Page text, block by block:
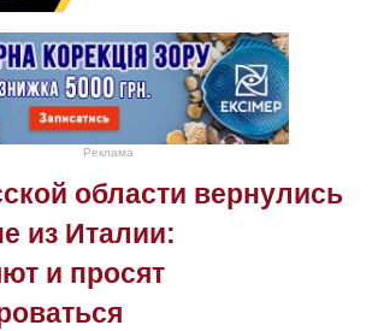
Реклама
области вернулись
из Италии:
и просят